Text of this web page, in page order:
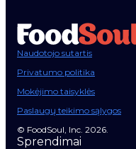
Naudotojo sutartis
Privatumo politika
Mokėjimo taisyklės
Paslaugų teikimo sąlygos
© FoodSoul, Inc. 2026.
Sprendimai